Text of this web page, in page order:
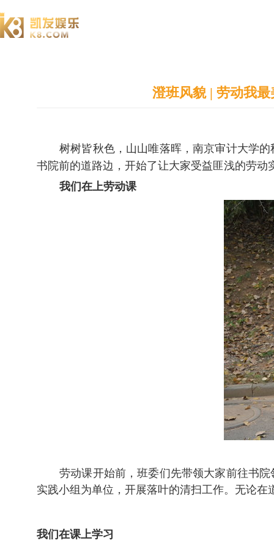
澄班风貌 | 劳动我
树树皆秋色，山山唯落晖，南京审计大学
书院前的道路边，开始了让大家受益匪浅的劳动
我们在上劳动课
劳动课开始前，班委们先带领大家前往书
实践小组为单位，开展落叶的清扫工作。无论
我们在课上学习